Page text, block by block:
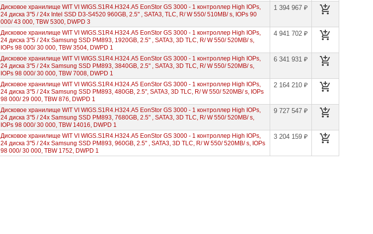
Дисковое хранилище WIT VI WIGS.S1R4.H324.A5 EonStor GS 3000 - 1 контроллер High IOPs,
24 диска 3"5 / 24x Intel SSD D3-S4520 960GB, 2.5" , SATA3, TLC, R/ W 550/ 510MB/ s, IOPs 90
000/ 43 000, TBW 5300, DWPD 3
1 394 967 ₽
Дисковое хранилище WIT VI WIGS.S1R4.H324.A5 EonStor GS 3000 - 1 контроллер High IOPs,
24 диска 3"5 / 24x Samsung SSD PM893, 1920GB, 2.5" , SATA3, 3D TLC, R/ W 550/ 520MB/ s,
IOPs 98 000/ 30 000, TBW 3504, DWPD 1
4 941 702 ₽
Дисковое хранилище WIT VI WIGS.S1R4.H324.A5 EonStor GS 3000 - 1 контроллер High IOPs,
24 диска 3"5 / 24x Samsung SSD PM893, 3840GB, 2.5" , SATA3, 3D TLC, R/ W 550/ 520MB/ s,
IOPs 98 000/ 30 000, TBW 7008, DWPD 1
6 341 931 ₽
Дисковое хранилище WIT VI WIGS.S1R4.H324.A5 EonStor GS 3000 - 1 контроллер High IOPs,
24 диска 3"5 / 24x Samsung SSD PM893, 480GB, 2.5", SATA3, 3D TLC, R/ W 550/ 520MB/ s, IOPs
98 000/ 29 000, TBW 876, DWPD 1
2 164 210 ₽
Дисковое хранилище WIT VI WIGS.S1R4.H324.A5 EonStor GS 3000 - 1 контроллер High IOPs,
24 диска 3"5 / 24x Samsung SSD PM893, 7680GB, 2.5" , SATA3, 3D TLC, R/ W 550/ 520MB/ s,
IOPs 98 000/ 30 000, TBW 14016, DWPD 1
9 727 547 ₽
Дисковое хранилище WIT VI WIGS.S1R4.H324.A5 EonStor GS 3000 - 1 контроллер High IOPs,
24 диска 3"5 / 24x Samsung SSD PM893, 960GB, 2.5" , SATA3, 3D TLC, R/ W 550/ 520MB/ s, IOPs
98 000/ 30 000, TBW 1752, DWPD 1
3 204 159 ₽